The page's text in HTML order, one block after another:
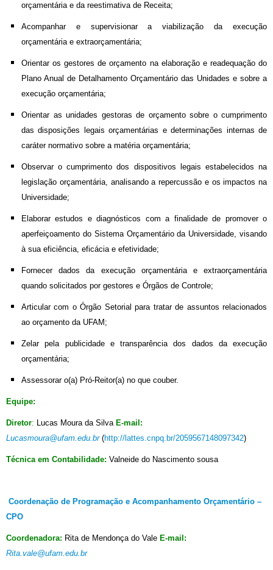
orçamentária e da reestimativa de Receita;
Acompanhar e supervisionar a viabilização da execução
orçamentária e extraorçamentária;
Orientar os gestores de orçamento na elaboração e readequação do
Plano Anual de Detalhamento Orçamentário das Unidades e sobre a
execução orçamentária;
Orientar as unidades gestoras de orçamento sobre o cumprimento
das disposições legais orçamentárias e determinações internas de
caráter normativo sobre a matéria orçamentária;
Observar o cumprimento dos dispositivos legais estabelecidos na
legislação orçamentária, analisando a repercussão e os impactos na
Universidade;
Elaborar estudos e diagnósticos com a finalidade de promover o
aperfeiçoamento do Sistema Orçamentário da Universidade, visando
à sua eficiência, eficácia e efetividade;
Fornecer dados da execução orçamentária e extraorçamentária
quando solicitados por gestores e Órgãos de Controle;
Articular com o Órgão Setorial para tratar de assuntos relacionados
ao orçamento da UFAM;
Zelar pela publicidade e transparência dos dados da execução
orçamentária;
Assessorar o(a) Pró-Reitor(a) no que couber.
Equipe:
Diretor: Lucas Moura da Silva E-mail:
Lucasmoura@ufam.edu.br (http://lattes.cnpq.br/2059567148097342)
Técnica em Contabilidade: Valneide do Nascimento sousa
Coordenação de Programação e Acompanhamento Orçamentário –
CPO
Coordenadora: Rita de Mendonça do Vale E-mail:
Rita.vale@ufam.edu.br